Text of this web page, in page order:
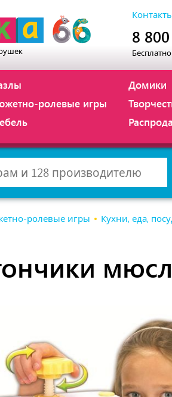
8
ролевые игры
Домики
ролевые игры Кухни, еда,